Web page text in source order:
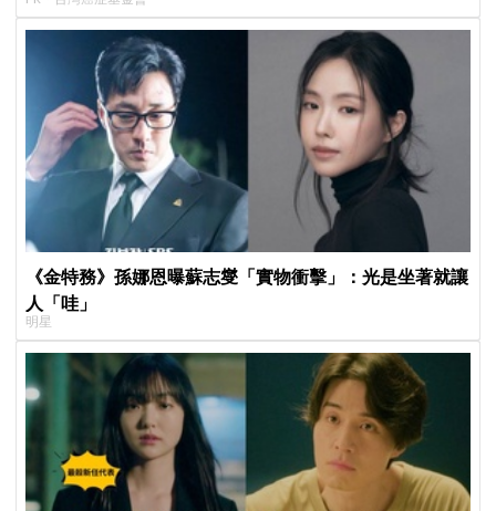
《金特務》孫娜恩曝蘇志燮「實物衝擊」：光是坐著就讓
人「哇」
明星